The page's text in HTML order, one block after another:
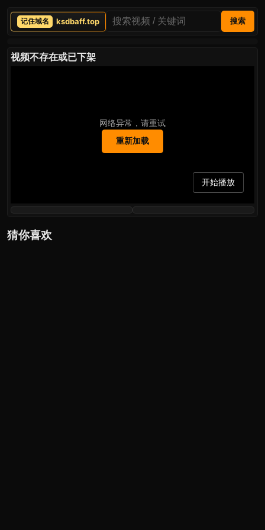
ksdbaff.top 搜索
视频不存在或已下架
网络异常，请重试
重新加载
开始播放
猜你喜欢